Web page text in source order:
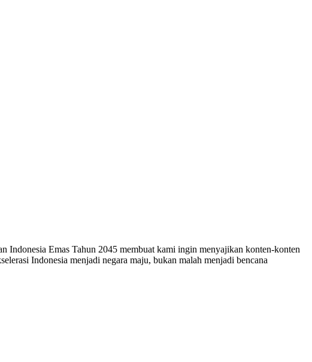
Indonesia Emas Tahun 2045 membuat kami ingin menyajikan konten-konten
Indonesia menjadi negara maju, bukan malah menjadi bencana